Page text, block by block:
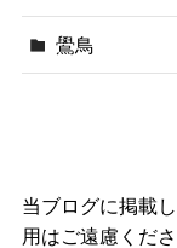
鷽鳥
当ブログに掲載
用はご遠慮くだ